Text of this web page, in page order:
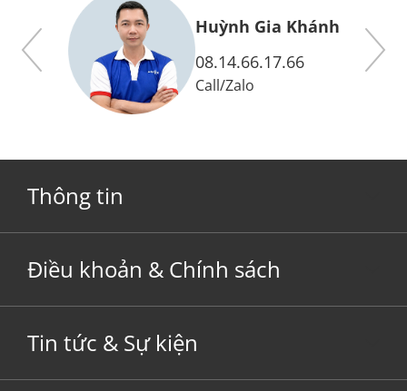
Huỳnh Gia Khánh
08.14.66.17.66
Call/Zalo
Thông tin
Điều khoản & Chính sách
Tin tức & Sự kiện